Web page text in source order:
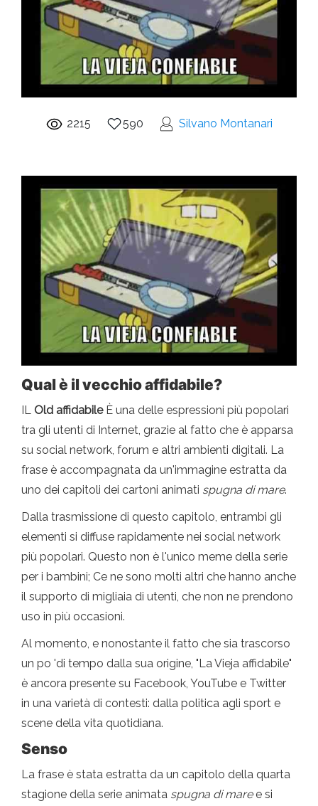
2215 590 Silvano Montanari
Qual è il vecchio affidabile?
IL Old affidabileÈ una delle espressioni più popolari
tra gli utenti di Internet, grazie al fatto che è apparsa
su social network, forum e altri ambienti digitali. La
frase è accompagnata da un'immagine estratta da
uno dei capitoli dei cartoni animati spugna di mare.
Dalla trasmissione di questo capitolo, entrambi gli
elementi si diffuse rapidamente nei social network
più popolari. Questo non è l'unico meme della serie
per i bambini; Ce ne sono molti altri che hanno anche
il supporto di migliaia di utenti, che non ne prendono
uso in più occasioni.
Al momento, e nonostante il fatto che sia trascorso
un po 'di tempo dalla sua origine, "La Vieja affidabile"
è ancora presente su Facebook, YouTube e Twitter
in una varietà di contesti: dalla politica agli sport e
scene della vita quotidiana.
Senso
La frase è stata estratta da un capitolo della quarta
stagione della serie animata spugna di maree si